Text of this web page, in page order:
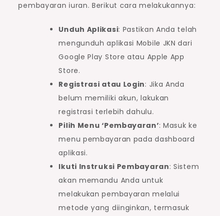
pembayaran iuran. Berikut cara melakukannya:
Unduh Aplikasi: Pastikan Anda telah
mengunduh aplikasi Mobile JKN dari
Google Play Store atau Apple App
Store.
Registrasi atau Login: Jika Anda
belum memiliki akun, lakukan
registrasi terlebih dahulu.
Pilih Menu ‘Pembayaran’: Masuk ke
menu pembayaran pada dashboard
aplikasi.
Ikuti Instruksi Pembayaran: Sistem
akan memandu Anda untuk
melakukan pembayaran melalui
metode yang diinginkan, termasuk